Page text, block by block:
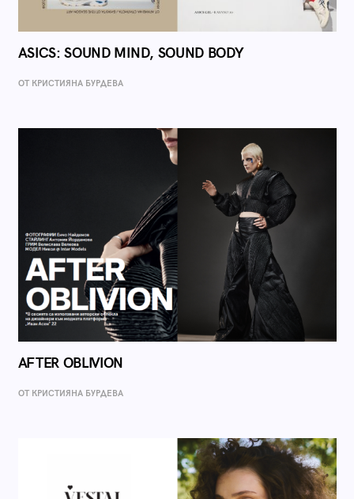
ASICS: SOUND MIND, SOUND BODY
ОТ КРИСТИЯНА БУРДЕВА
AFTER OBLIVION
ОТ КРИСТИЯНА БУРДЕВА